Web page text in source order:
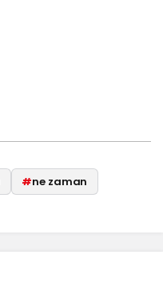
#ne zaman